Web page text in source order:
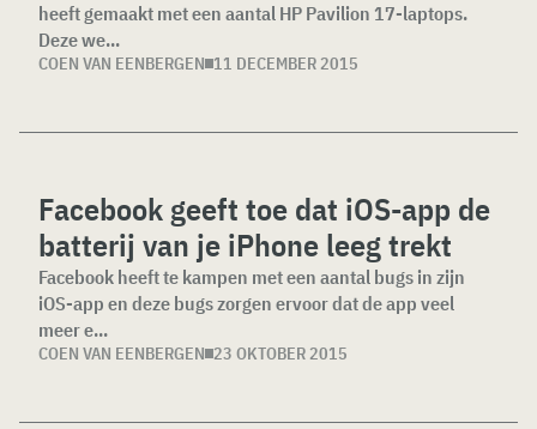
heeft gemaakt met een aantal HP Pavilion 17-laptops.
Deze we...
COEN VAN EENBERGEN 11 DECEMBER 2015
Facebook geeft toe dat iOS-app de
batterij van je iPhone leeg trekt
Facebook heeft te kampen met een aantal bugs in zijn
iOS-app en deze bugs zorgen ervoor dat de app veel
meer e...
COEN VAN EENBERGEN 23 OKTOBER 2015